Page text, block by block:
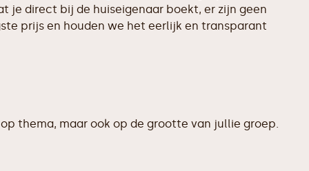
je direct bij de huiseigenaar boekt, er zijn geen
prijs en houden we het eerlijk en transparant
thema, maar ook op de grootte van jullie groep.